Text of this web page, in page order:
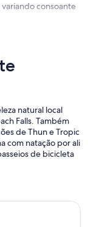
consoante
natural local
Falls. Também
de Thun e Tropic
com natação por ali
de bicicleta